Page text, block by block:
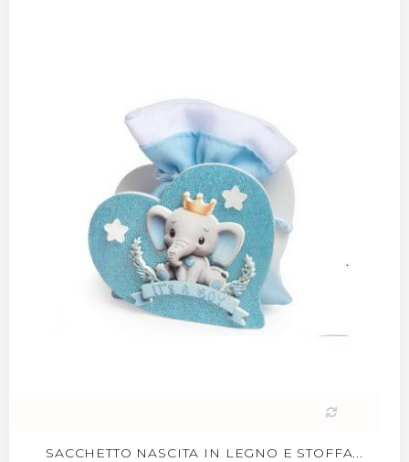
SACCHETTO NASCITA IN LEGNO E STOFFA...